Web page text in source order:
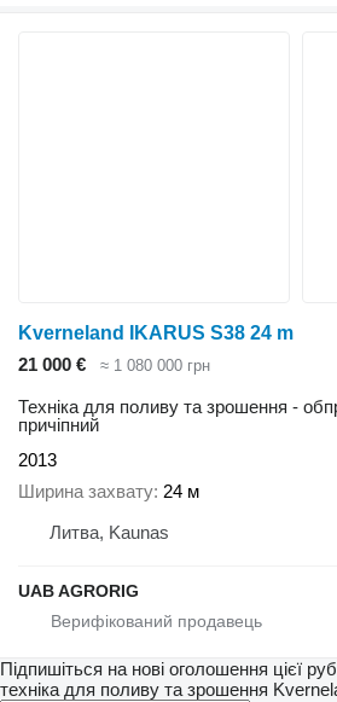
Kverneland IKARUS S38 24 m
21 000 €
≈ 1 080 000 грн
Техніка для поливу та зрошення -
причіпний
2013
Ширина захвату 24 м
Литва, Kaunas
UAB AGRORIG
Підпишіться на нові оголошення цієї
техніка для поливу та зрошення